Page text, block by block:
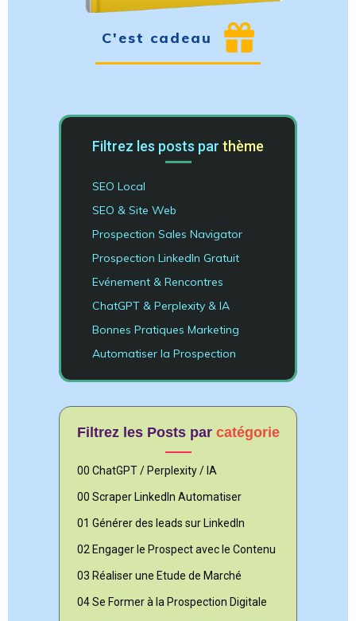
C'est cadeau
Filtrez les posts par thème
SEO Local
SEO & Site Web
Prospection Sales Navigator
Prospection LinkedIn Gratuit
Evénement & Rencontres
ChatGPT & Perplexity & IA
Bonnes Pratiques Marketing
Automatiser la Prospection
Filtrez les Posts par catégorie
00 ChatGPT / Perplexity / IA
00 Scraper LinkedIn Automatiser
01 Générer des leads sur LinkedIn
02 Engager le Prospect avec le Contenu
03 Réaliser une Etude de Marché
04 Se Former à la Prospection Digitale